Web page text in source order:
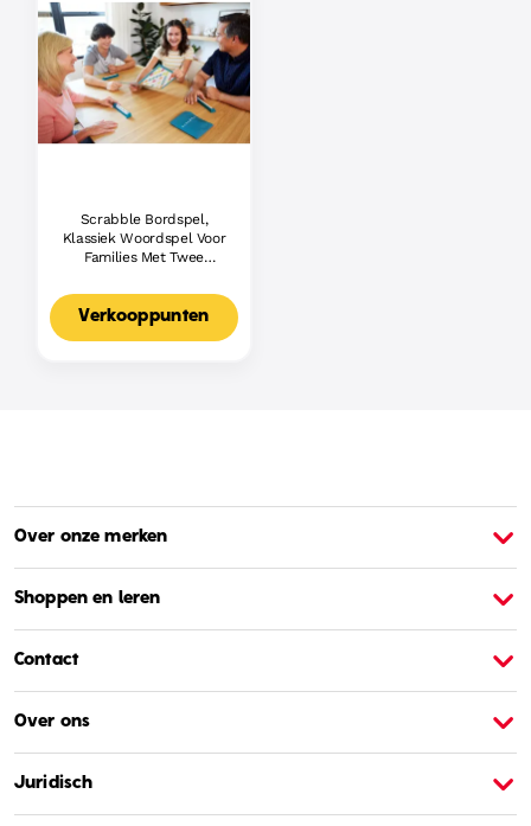
Scrabble Bordspel,
Klassiek Woordspel Voor
Families Met Twee
Voor 2-4 Spelers,
Nederlandse Editie
Verkooppunten
Over onze merken
Shoppen en leren
Contact
Over ons
Juridisch